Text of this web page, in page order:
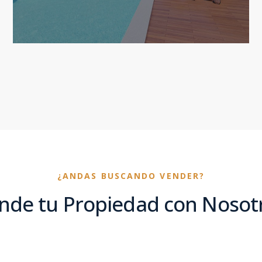
¿ANDAS BUSCANDO VENDER?
tu Propiedad con